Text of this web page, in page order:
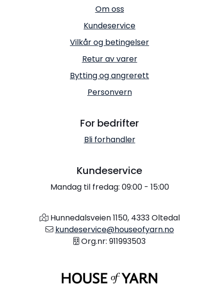
Om oss
Kundeservice
Vilkår og betingelser
Retur av varer
Bytting og angrerett
Personvern
For bedrifter
Bli forhandler
Kundeservice
Mandag til fredag: 09:00 - 15:00
Hunnedalsveien 1150, 4333 Oltedal
kundeservice@houseofyarn.no
Org.nr: 911993503